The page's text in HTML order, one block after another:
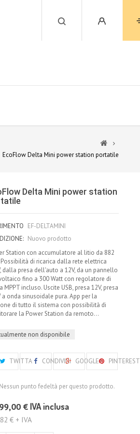
EcoFlow Delta Mini power station portatile
Delta Mini power station
EF-DELTAMINI
Nuovo prodotto
Station con accumulatore al litio da 882
di ricarica dalla rete elettrica
dalla presa dell'auto a 12V, da un pannello
fino a 300 Watt con regolatore di
MPPT incluso. Uscite USB, presa 12V, presa
a onda sinusoidale pura. App per la
di tutto il sistema con possibilità di
la Power Station da remoto...
non disponibile
TWITTA CONDIVIDI GOOGLE+ PINTEREST
Nessun punto fedeltà per questo prodotto.
€IVA inclusa
€ + IVA